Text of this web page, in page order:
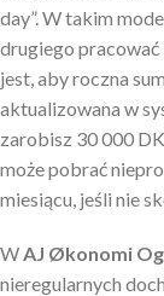
day”. W takim
drugiego
jest, aby roczna
aktualizowana w
zarobisz 30 000
może pobrać
miesiącu, jeśli nie
WAJ Økonomi
nieregularnych